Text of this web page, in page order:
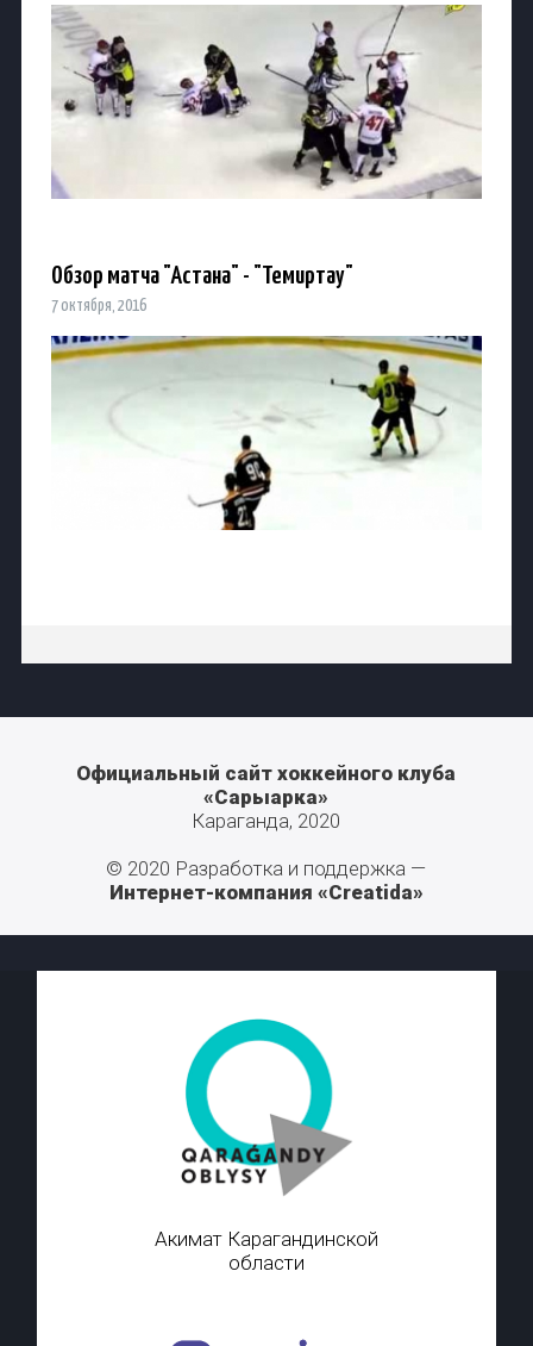
Обзор матча "Астана" - "Темиртау"
7 октября, 2016
Официальный сайт хоккейного клуба
«Сарыарка»
Караганда, 2020
© 2020 Разработка и поддержка —
Интернет-компания «Creatida»
Акимат Карагандинской
области